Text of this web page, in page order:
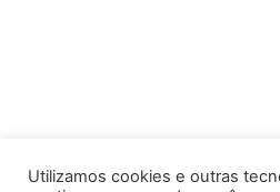
Utilizamos cookies e outras